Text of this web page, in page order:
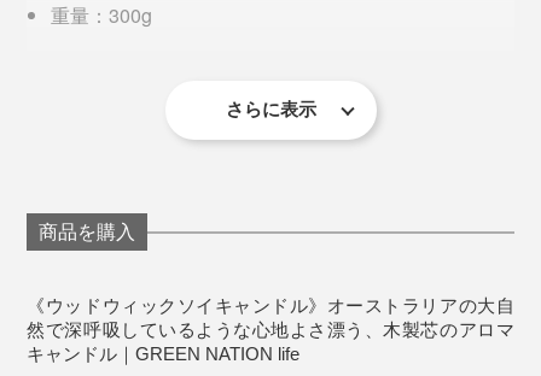
アウェイクン／AWAKEN
レモングラス、スイートオレンジ、ライム、ペパーミン
使用で、約2カ月間と長期間楽しめます。
私自身、箱から出すたびにワクワクしていました。
きくわかれますが、『GREEN NATION life』の香りは
「どれもいい！」と選べなくなっちゃいます。
誰もが受け入れやすい自然味あふれる透明感がベースに
あるから、ギフトにしやすい。
重量：300g
ックス、木、リサイクルガラス
さらに表示
商品を購入
《ウッドウィックソイキャンドル》オーストラリアの大自
然で深呼吸しているような心地よさ漂う、木製芯のアロマ
キャンドル｜GREEN NATION life